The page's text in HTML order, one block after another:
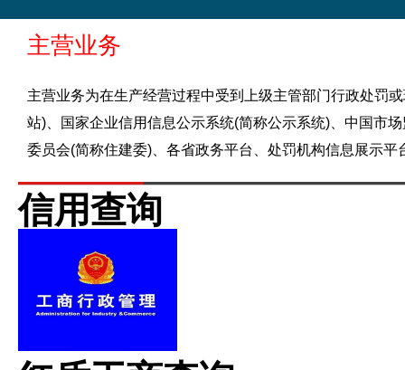
主营业务
主营业务为在生产经营过程中受到上级主管部门行政处罚
站)、国家企业信用信息公示系统(简称公示系统)、中国市
委员会(简称住建委)、各省政务平台、处罚机构信息展示
信用查询